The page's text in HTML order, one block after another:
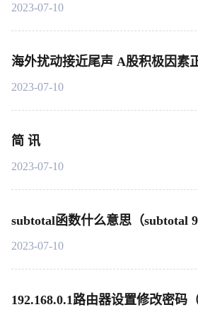
2023-07-10
海外扰动接近尾声 A股积极因素
2023-07-10
简 讯
2023-07-10
subtotal函数什么意思（subtotal 9
2023-07-10
192.168.0.1路由器设置修改密码（